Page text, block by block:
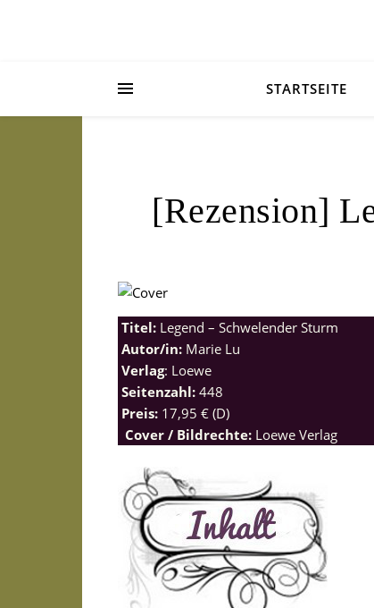
STARTSEITE
[Rezension]
Titel: Legend – Schwelender Sturm
Autor/in: Marie Lu
Verlag: Loewe
Seitenzahl: 448
Preis: 17,95 € (D)
Cover / Bildrechte: Loewe Verlag